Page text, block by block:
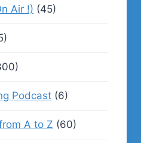
Air !) (45)
Podcast (6)
A to Z (60)